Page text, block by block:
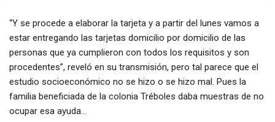
“Y se procede a elaborar la tarjeta y a partir del lunes vamos a
estar entregando las tarjetas domicilio por domicilio de las
personas que ya cumplieron con todos los requisitos y son
procedentes”, reveló en su transmisión, pero tal parece que el
estudio socioeconómico no se hizo o se hizo mal. Pues la
familia beneficiada de la colonia Tréboles daba muestras de no
ocupar esa ayuda…